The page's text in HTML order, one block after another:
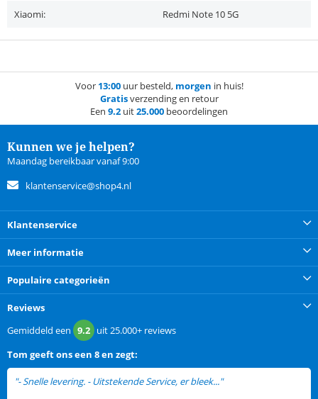
Xiaomi: Redmi Note 10 5G
Voor 13:00uur besteld, morgen in huis!
Gratisverzending en retour
Een 9.2 uit25.000 beoordelingen
Kunnen we je helpen?
Maandag bereikbaar vanaf 9:00
klantenservice@shop4.nl
Klantenservice
Meer informatie
Populaire categorieën
Reviews
Gemiddeld een 9.2 uit25.000+ reviews
Tom geeft ons een 8 en zegt:
"- Snelle levering. - Uitstekende Service, er bleek..."